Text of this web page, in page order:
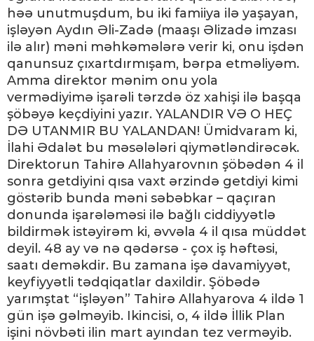
həə unutmuşdum, bu iki famiiya ilə yaşayan,
işləyən Aydın Əli-Zadə (maaşı Əlizadə imzası
ilə alır) məni məhkəmələrə verir ki, onu işdən
qanunsuz çıxartdırmışam, bərpa etməliyəm.
Amma direktor mənim onu yola
vermədiyimə işarəli tərzdə öz xahişi ilə başqa
şöbəyə keçdiyini yazır. YALANDIR VƏ O HEÇ
DƏ UTANMIR BU YALANDAN! Ümidvaram ki,
İlahi Ədalət bu məsələləri qiymətləndirəcək.
Direktorun Tahirə Allahyarovnın şöbədən 4 il
sonra getdiyini qısa vaxt ərzində getdiyi kimi
göstərib bunda məni səbəbkar – qaçıran
donunda işarələməsi ilə bağlı ciddiyyətlə
bildirmək istəyirəm ki, əvvəla 4 il qısa müddət
deyil. 48 ay və nə qədərsə - çox iş həftəsi,
saatı deməkdir. Bu zamana işə davamiyyət,
keyfiyyətli tədqiqatlar daxildir. Şöbədə
yarımştat “işləyən” Tahirə Allahyarova 4 ildə 1
gün işə gəlməyib. Ikincisi, o, 4 ildə İllik Plan
işini növbəti ilin mart ayından tez verməyib.